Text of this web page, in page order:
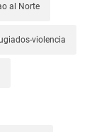
al Norte
violencia